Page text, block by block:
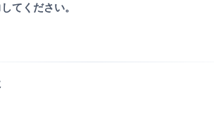
てください。